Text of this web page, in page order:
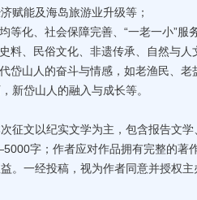
赋能及海岛旅游业升级等；
等化、社会保障完善、“一老一小”服
料、民俗文化、非遗传承、自然与人
岱山人的奋斗与情感，如老渔民、
新岱山人的融入与成长等。
征文以纪实文学为主，包含报告文
字；作者应对作品拥有完整的著
。一经投稿，视为作者同意并授权